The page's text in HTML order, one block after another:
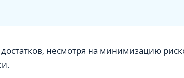
несмотря на минимизацию